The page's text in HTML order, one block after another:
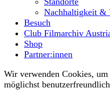
Nachhaltigkeit &
Besuch
Club Filmarchiv
Shop
Partner:innen
Wir verwenden Cookies,
möglichst